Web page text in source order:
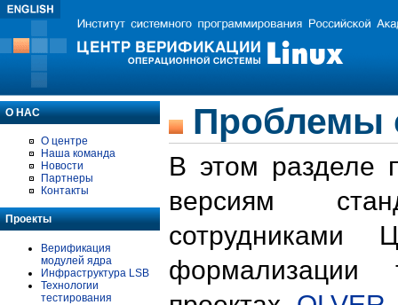
О НАС
О центре
Наша команда
Новости
Партнеры
Контакты
Проекты
Верификация
модулей ядра
Инфраструктура LSB
Технологии
тестирования
Проблемы
В этом разделе
версиям
формализации